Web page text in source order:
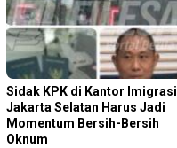
Sidak KPK di Kantor Imigrasi
Jakarta Selatan Harus Jadi
Momentum Bersih-Bersih
Oknum